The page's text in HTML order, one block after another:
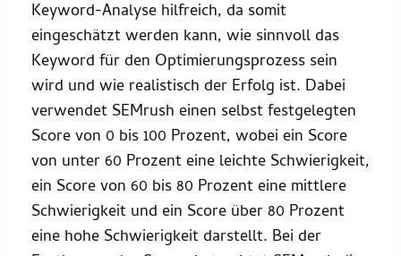
Keyword-Analyse hilfreich, da somit
eingeschätzt werden kann, wie sinnvoll das
Keyword für den Optimierungsprozess sein
wird und wie realistisch der Erfolg ist. Dabei
verwendet SEMrush einen selbst festgelegten
Score von 0 bis 100 Prozent, wobei ein Score
von unter 60 Prozent eine leichte Schwierigkeit,
ein Score von 60 bis 80 Prozent eine mittlere
Schwierigkeit und ein Score über 80 Prozent
eine hohe Schwierigkeit darstellt. Bei der